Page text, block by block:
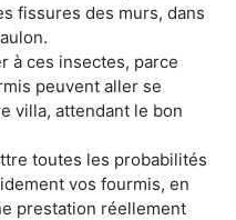
fissures des murs, dans
à ces insectes, parce
peuvent aller se
villa, attendant le bon
toutes les probabilités
vos fourmis, en
prestation réellement